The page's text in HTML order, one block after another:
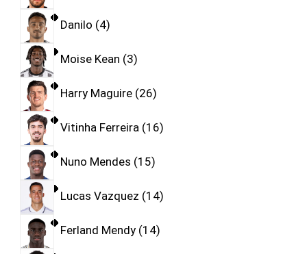
Danilo 4
Moise Kean 3
Harry Maguire 26
Vitinha Ferreira 16
Nuno Mendes 15
Lucas Vazquez 14
Ferland Mendy 14